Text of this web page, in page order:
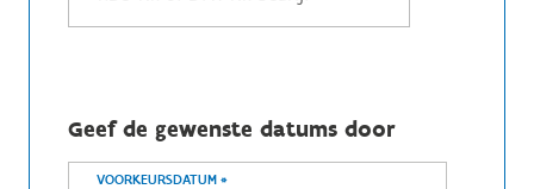
Geef de gewenste datums door
VOORKEURSDATUM *